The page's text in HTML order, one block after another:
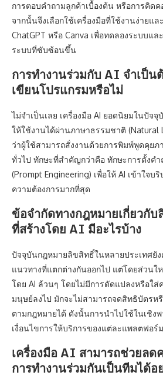
การตอบคำถามลูกค้าเบื้องต้น หรือการคิด
จากนั้นจึงเลือกใช้เครื่องมือที่ใช้งานง่ายแ
ChatGPT หรือ Canva เพื่อทดลองระบบแ
ระบบที่ซับซ้อนขึ้น
การทำงานร่วมกับ AI จำเป็น
เขียนโปรแกรมหรือไม่
ไม่จำเป็นเลย เครื่องมือ AI ยอดนิยมในปัจ
ให้ใช้งานได้ผ่านภาษาธรรมชาติ (Natural
ว่าผู้ใช้สามารถสั่งงานด้วยการพิมพ์พูดคุยภ
ทั่วไป ทักษะที่สำคัญกว่าคือ ทักษะการตั้งคำ
(Prompt Engineering) เพื่อให้ AI เข้าใจบ
ความต้องการมากที่สุด
ข้อจำกัดทางกฎหมายเกี่ยวกั
ที่สร้างโดย AI มีอะไรบ้าง
ปัจจุบันกฎหมายลิขสิทธิ์ในหลายประเทศยัง
แนวทางที่แตกต่างกันออกไป แต่โดยส่วน
โดย AI ล้วนๆ โดยไม่มีการดัดแปลงหรือใส่
มนุษย์ลงไป มักจะไม่สามารถจดสิทธิบัตรห
ตามกฎหมายได้ ดังนั้นการนำไปใช้ในเชิง
เงื่อนไขการให้บริการของแต่ละแพลตฟอร์
เครื่องมือ AI สามารถช่วยล
การทำงานร่วมกันเป็นทีมได้อ